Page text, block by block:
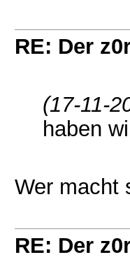
RE: Der
(17-11-
haben
Wer macht
RE: Der